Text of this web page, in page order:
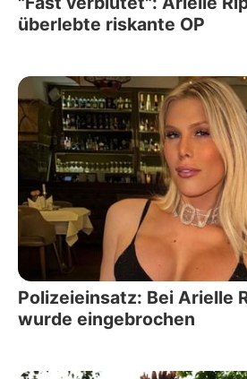
überlebte riskante OP
Polizeieinsatz: Bei Arielle
wurde eingebrochen